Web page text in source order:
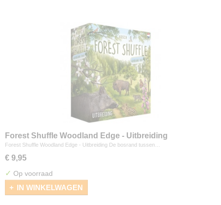
Forest Shuffle Woodland Edge - Uitbreiding
Forest Shuffle Woodland Edge - Uitbreiding De bosrand tussen…
€ 9,95
✓ Op voorraad
IN WINKELWAGEN